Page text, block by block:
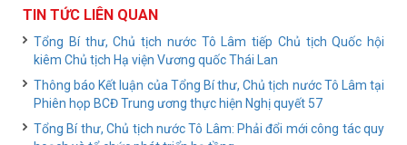
TIN TỨC LIÊN QUAN
Tổng Bí thư, Chủ tịch nước Tô Lâm tiếp Chủ tịch Quốc hội
kiêm Chủ tịch Hạ viện Vương quốc Thái Lan
Thông báo Kết luận của Tổng Bí thư, Chủ tịch nước Tô Lâm tại
Phiên họp BCĐ Trung ương thực hiện Nghị quyết 57
Tổng Bí thư, Chủ tịch nước Tô Lâm: Phải đổi mới công tác quy